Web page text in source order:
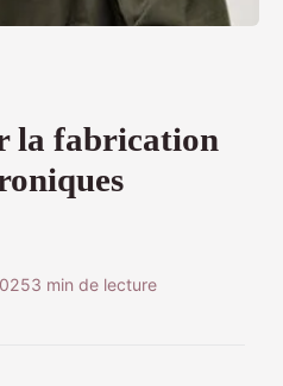
la fabrication
3 min de lecture